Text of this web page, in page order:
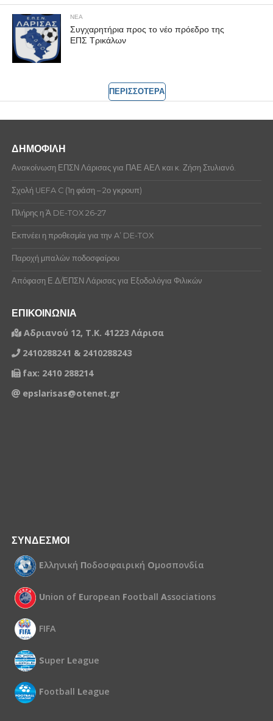
ΝΕΑ
Συγχαρητήρια προς το νέο πρόεδρο της
ΕΠΣ Τρικάλων
ΠΕΡΙΣΣΟΤΕΡΑ
ΔΗΜΟΦΙΛΗ
Ανακοίνωση ΕΠΣΝ Λάρισας για ΠΑΕ ΑΕΛ και κ. Ζήση Στυλιανό.
Σχολή UEFA C (1η φάση – 2ο γκρουπ)
Πλήρης η Ά DE-TOX 26-27
Εκπνέει η προθεσμία για την A’ DE-TOX
Παροχή μπαλών ποδοσφαίρου
Απόφαση Ε.Δ/ΕΠΣΝ Λάρισας για Εξοδολόγια Φιλικών
ΕΠΙΚΟΙΝΩΝΙΑ
Αδριανού 12, Τ.Κ. 41223 Λάρισα
2410288241 & 2410288243
fax: 2410 288214
epslarisas@otenet.gr
ΣΥΝΔΕΣΜΟΙ
Ελληνική Ποδοσφαιρική Ομοσπονδία
Union of European Football Associations
FIFA
Super League
Football League